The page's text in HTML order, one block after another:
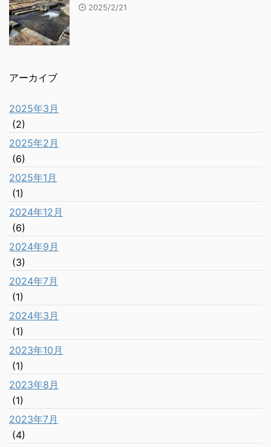
2025/2/21
アーカイブ
2025年3月
(2)
2025年2月
(6)
2025年1月
(1)
2024年12月
(6)
2024年9月
(3)
2024年7月
(1)
2024年3月
(1)
2023年10月
(1)
2023年8月
(1)
2023年7月
(4)